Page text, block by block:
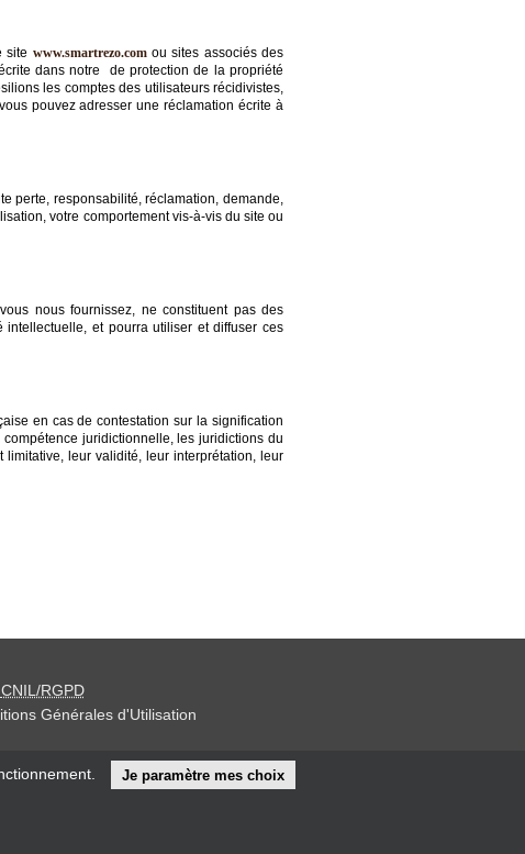
site www.smartrezo.comou sites associés des
dans notre de protection de la propriété
les comptes des utilisateurs récidivistes,
pouvez adresser une réclamation écrite à
perte, responsabilité, réclamation, demande,
votre comportement vis-à-vis du site ou
nous fournissez, ne constituent pas des
intellectuelle, et pourra utiliser et diffuser ces
en cas de contestation sur la signification
compétence juridictionnelle, les juridictions du
leur validité, leur interprétation, leur
CNIL/RGPD
Générales d'Utilisation
Je paramètre mes choix